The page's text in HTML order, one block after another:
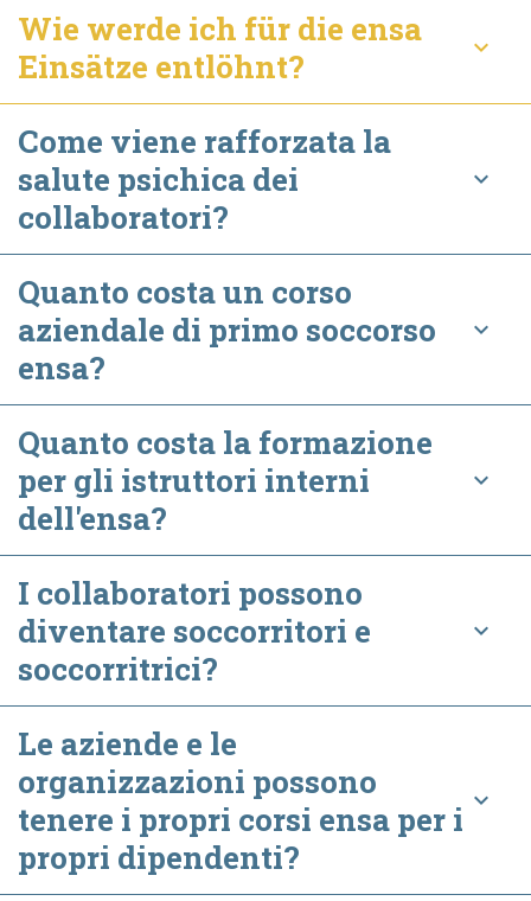
Wie werde ich für die ensa
Einsätze entlöhnt?
keyboard_arrow_down
Come viene rafforzata la
salute psichica dei
collaboratori?
keyboard_arrow_down
Quanto costa un corso
aziendale di primo soccorso
ensa?
keyboard_arrow_down
Quanto costa la formazione
per gli istruttori interni
dell'ensa?
keyboard_arrow_down
I collaboratori possono
diventare soccorritori e
soccorritrici?
keyboard_arrow_down
Le aziende e le
organizzazioni possono
tenere i propri corsi ensa per i
propri dipendenti?
keyboard_arrow_down